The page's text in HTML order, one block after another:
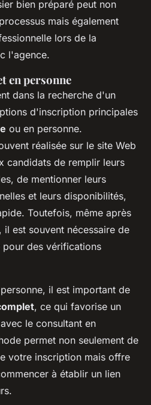
bien préparé peut non
mais également
lors de la
l'agence.
en personne
dans la recherche d'un
d'inscription principales
ou en personne.
réalisée sur le site Web
candidats de remplir leurs
de mentionner leurs
et leurs disponibilités,
Toutefois, même après
est souvent nécessaire de
pour des vérifications
il est important de
, ce qui favorise un
le consultant en
permet non seulement de
votre inscription mais offre
à établir un lien